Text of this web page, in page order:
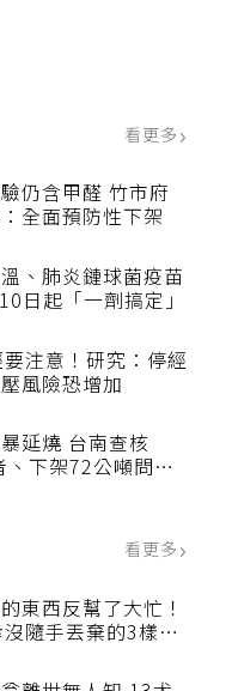
看更多
仍含甲醛 竹市府
全面預防性下架
、肺炎鏈球菌疫苗
日起「一劑搞定」
要注意！研究：停經
風險恐增加
暴延燒 台南查核
、下架72公噸問題
東西反幫了大忙！
沒隨手丟棄的3樣物